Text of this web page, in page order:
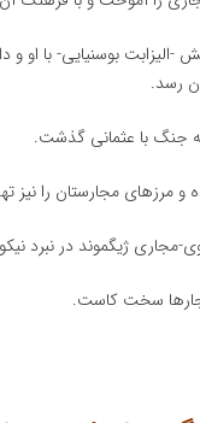
-الیزابت بوسنیایی- با او
رسد.
جنگ با عثمانی گذشت.
و مرزهای مجارستان را نیز
سخت کاست.